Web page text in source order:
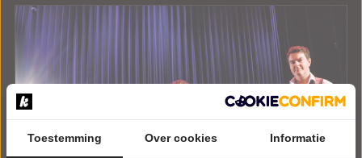
Toestemming Over cookies Informatie